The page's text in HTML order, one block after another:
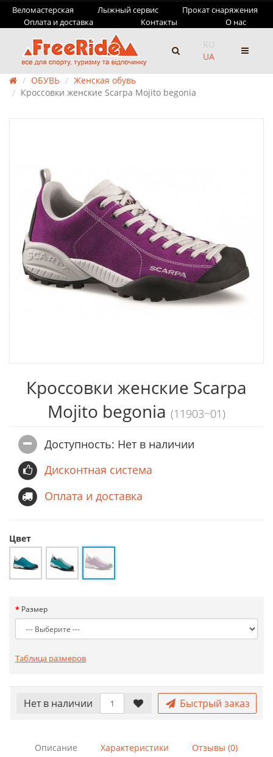
Веломастерская Лыжный сервис
Прокат снаряжения
Оплата и доставка
Контакты О нас
RU
UA
ОБУВЬ
Женская обувь
Кроссовки женские Scarpa Mojito begonia
Кроссовки женские Scarpa
Mojito begonia (11903~01)
Доступность: Нет в наличии
Дисконтная система
Оплата и доставка
Цвет
Размер
Таблица размеров
Нет в наличии Быстрый заказ
Описание Характеристики Отзывы (0)